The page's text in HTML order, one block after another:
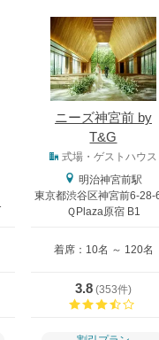
ニーズ神宮前 by
T&G
式場・ゲストハウス
明治神宮前駅
東京都渋谷区神宮前6-
ＱPlaza原宿 B1
着席：10名 ～ 120名
3.8 (353件)